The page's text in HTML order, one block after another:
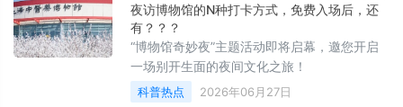
夜访博物馆的N种打卡方式，免费入场后，还
有？？？
“博物馆奇妙夜”主题活动即将启幕，邀您开启
一场别开生面的夜间文化之旅！
科普热点 2026年06月27日